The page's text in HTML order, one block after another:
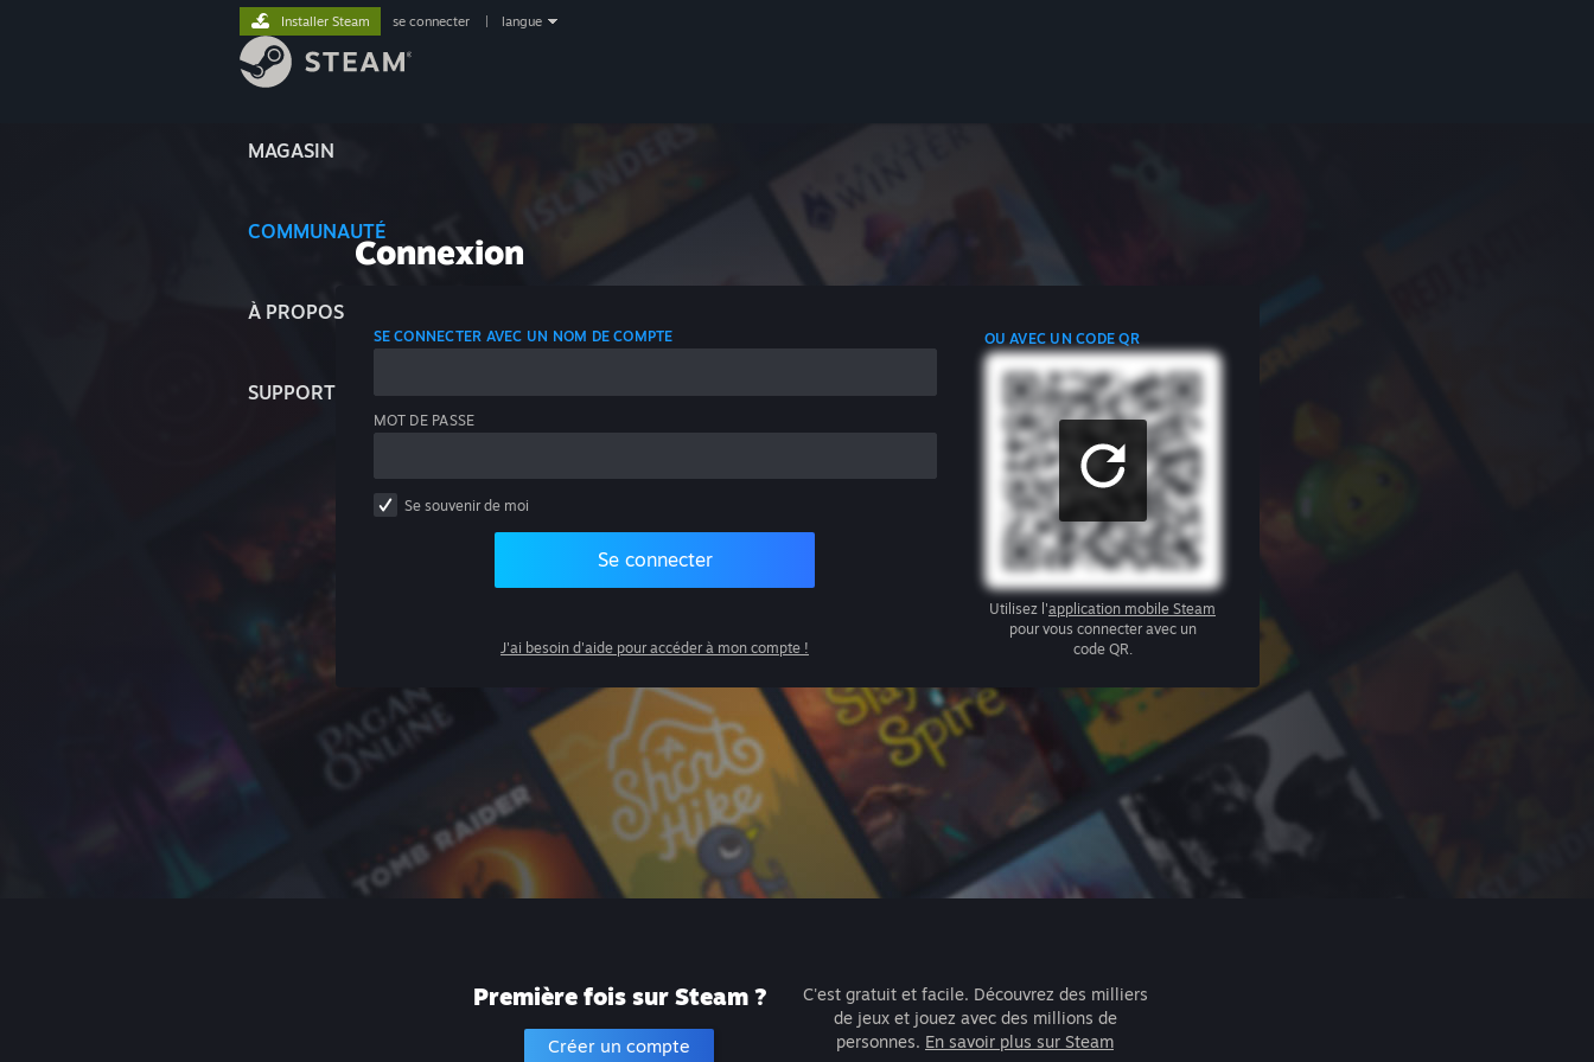
MAGASIN
COMMUNAUTÉ
À PROPOS
SUPPORT
Installer Steam se connecter langue
Connexion
SE CONNECTER AVEC UN NOM DE COMPTE
MOT DE PASSE
Se souvenir de moi
Se connecter
J'ai besoin d'aide pour accéder à mon compte !
OU AVEC UN CODE QR
Utilisez l'application mobile Steam
pour vous connecter avec un
code QR.
Première fois sur Steam ?
Créer un compte
C'est gratuit et facile. Découvrez des milliers
de jeux et jouez avec des millions de
personnes. En savoir plus sur Steam